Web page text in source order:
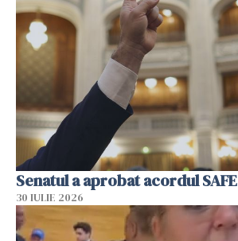
Senatul a aprobat acordul SAFE
30 IULIE 2026